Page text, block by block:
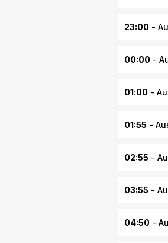
23:00 -
00:00 -
01:00 -
01:55 -
02:55 -
03:55 -
04:50 -